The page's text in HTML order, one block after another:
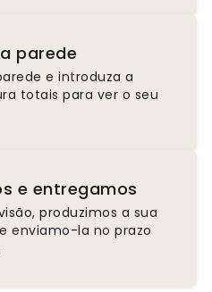
parede
e introduza a
totais para ver o seu
e entregamos
produzimos a sua
enviamo-la no prazo